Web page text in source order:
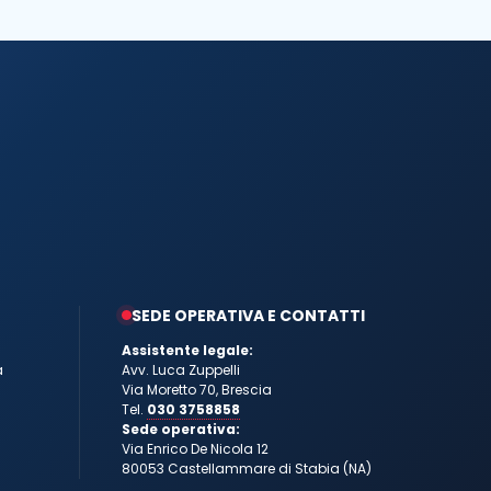
SEDE OPERATIVA E CONTATTI
Assistente legale:
Avv. Luca Zuppelli
Via Moretto 70, Brescia
Tel. 030 3758858
Sede operativa:
Via Enrico De Nicola 12
80053 Castellammare di Stabia (NA)